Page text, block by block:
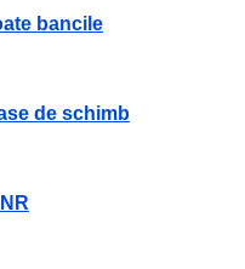
bancile
de schimb